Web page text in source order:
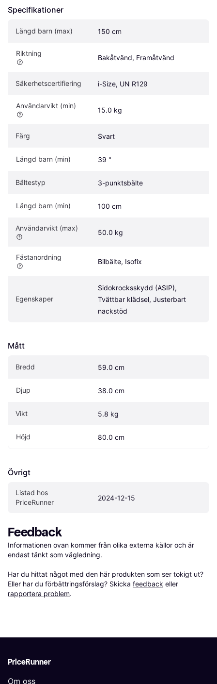
Specifikationer
Längd barn (max) 150 cm
Riktning
Bakåtvänd, Framåtvänd
Säkerhetscertifiering i-Size, UN R129
Användarvikt (min)
15.0 kg
Färg Svart
Längd barn (min) 39 "
Bältestyp 3-punktsbälte
Längd barn (min) 100 cm
Användarvikt (max)
50.0 kg
Fästanordning
Bilbälte, Isofix
Egenskaper
Sidokrocksskydd (ASIP),
Tvättbar klädsel, Justerbart
nackstöd
Mått
Bredd 59.0 cm
Djup 38.0 cm
Vikt 5.8 kg
Höjd 80.0 cm
Övrigt
Listad hos
PriceRunner
2024-12-15
Feedback
Informationen ovan kommer från olika externa källor och är
endast tänkt som vägledning.
Har du hittat något med den här produkten som ser tokigt ut?
Eller har du förbättringsförslag? Skicka feedback eller
rapportera problem.
PriceRunner
Om oss